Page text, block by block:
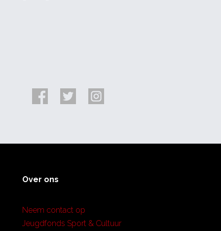
Over ons
Neem contact op
Jeugdfonds Sport & Cultuur